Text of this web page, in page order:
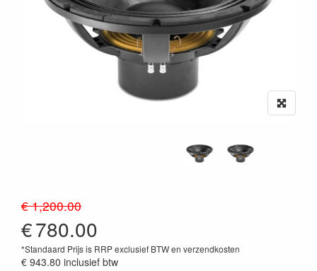
€ 1,200.00
€780.00
*Standaard Prijs is RRP exclusief BTW en verzendkosten
€ 943.80 inclusief btw